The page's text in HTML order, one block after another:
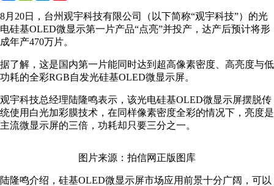
8月20日，台州观宇科技有限公司（以下简称“观宇科技”）的光
电硅基OLED微显示第一片产品“点亮”并投产，达产后预计将形
成年产470万片。
据了解，这是国内第一片能同时达到超高像素密度、高亮度与低
功耗的全彩RGB自发光硅基OLED微显示屏。
观宇科技总经理陆隆鸣表示，该光电硅基OLED微显示屏摆脱传
统使用白光加彩膜技术，在同样像素密度全彩的情况下，亮度是
主流微显示屏的三倍，功耗却只要三分之一。
图片来源：拍信网正版图库
陆隆鸣介绍，硅基OLED微显示屏市场应用前景十分广阔，可以